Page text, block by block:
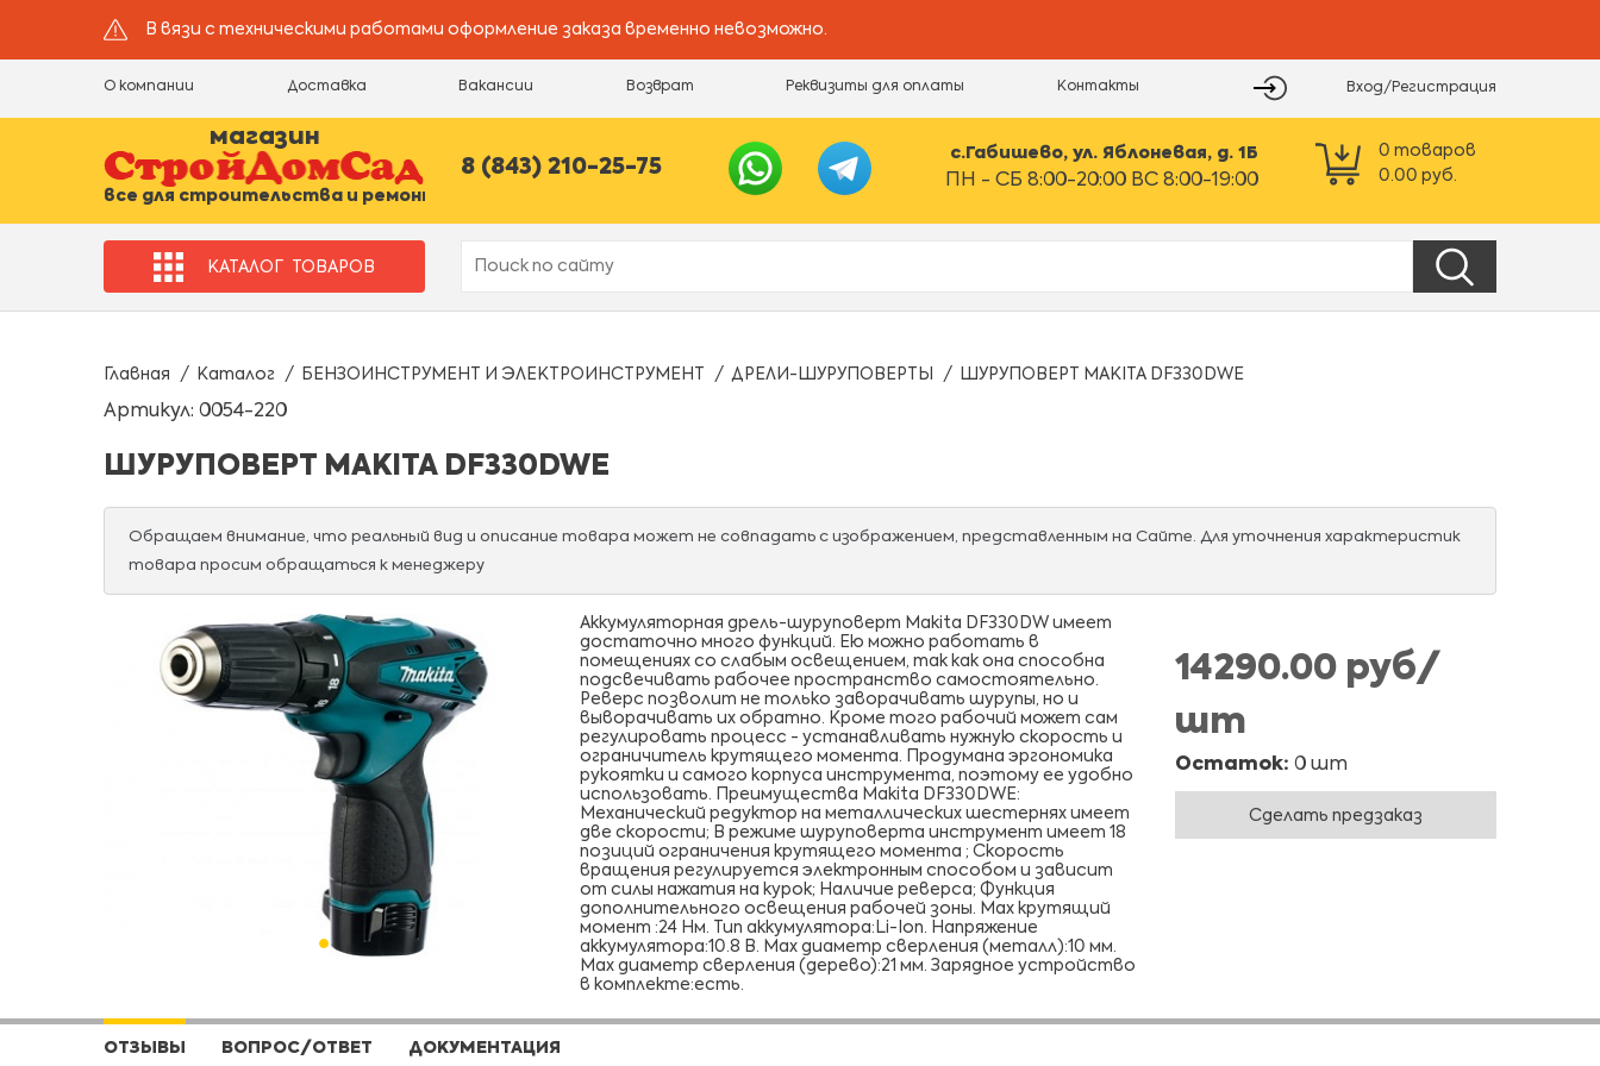
В вязи с техническими работами оформление заказа временно невозможно.
О компании Доставка Вакансии Возврат Реквизиты для оплаты Контакты Вход/Регистрация
магазин
все для строительства и ремонта
8 (843) 210-25-75
с.Габишево, ул. Яблоневая, д. 1Б
ПН - СБ 8:00-20:00 ВС 8:00-19:00
0 товаров
0.00 руб.
КАТАЛОГ ТОВАРОВ
Главная Каталог БЕНЗОИНСТРУМЕНТ И ЭЛЕКТРОИНСТРУМЕНТ ДРЕЛИ-ШУРУПОВЕРТЫ ШУРУПОВЕРТ MAKITA DF330DWE
Артикул: 0054-220
ШУРУПОВЕРТ MAKITA DF330DWE
Обращаем внимание, что реальный вид и описание товара может не совпадать с изображением, представленным на Сайте. Для уточнения характеристик
товара просим обращаться к менеджеру
Аккумуляторная дрель-шуруповерт Makita DF330DW имеет
достаточно много функций. Ею можно работать в
помещениях со слабым освещением, так как она способна
подсвечивать рабочее пространство самостоятельно.
Реверс позволит не только заворачивать шурупы, но и
выворачивать их обратно. Кроме того рабочий может сам
регулировать процесс - устанавливать нужную скорость и
ограничитель крутящего момента. Продумана эргономика
рукоятки и самого корпуса инструмента, поэтому ее удобно
использовать. Преимущества Makita DF330DWE:
Механический редуктор на металлических шестернях имеет
две скорости; В режиме шуруповерта инструмент имеет 18
позиций ограничения крутящего момента ; Скорость
вращения регулируется электронным способом и зависит
от силы нажатия на курок; Наличие реверса; Функция
дополнительного освещения рабочей зоны. Max крутящий
момент :24 Нм. Тип аккумулятора:Li-Ion. Напряжение
аккумулятора:10.8 В. Max диаметр сверления (металл):10 мм.
Мах диаметр сверления (дерево):21 мм. Зарядное устройство
в комплекте:есть.
14290.00 руб/
шт
Остаток: 0 шт
Сделать предзаказ
ОТЗЫВЫ ВОПРОС/ОТВЕТ ДОКУМЕНТАЦИЯ